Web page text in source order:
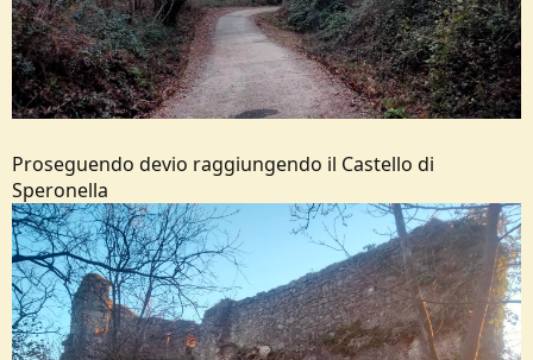
Proseguendo devio raggiungendo il Castello di
Speronella